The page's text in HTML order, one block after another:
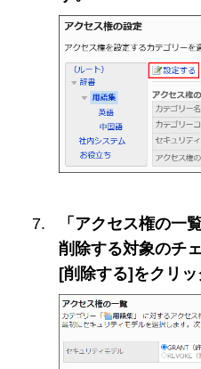
「アクセス権の一
削除する対象のチ
[削除する]をクリッ